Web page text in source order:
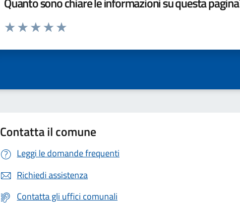
Valuta da 1 a 5 stelle la pagina
Contatta il comune
Leggi le domande frequenti
Richiedi assistenza
Contatta gli uffici comunali